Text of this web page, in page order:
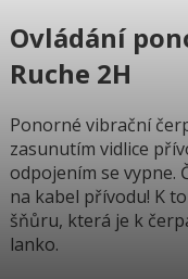
Ovládání
Ruche 2H
Ponorné vibrační
zasunutím vidlice
odpojením se vypne.
na kabel přívodu! K
šňůru, která je k
lanko.